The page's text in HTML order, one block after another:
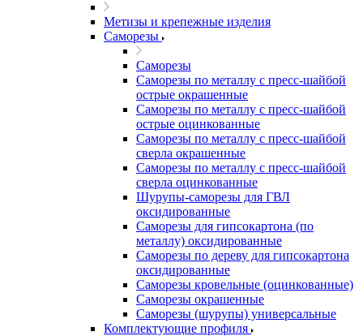
Метизы и крепежные изделия
Саморезы
Саморезы
Саморезы по металлу с пресс-шайбой
острые окрашенные
Саморезы по металлу с пресс-шайбой
острые оцинкованные
Саморезы по металлу с пресс-шайбой
сверла окрашенные
Саморезы по металлу с пресс-шайбой
сверла оцинкованные
Шурупы-саморезы для ГВЛ
оксидированные
Саморезы для гипсокартона (по
металлу) оксидированные
Саморезы по дереву для гипсокартона
оксидированные
Саморезы кровельные (оцинкованные)
Саморезы окрашенные
Саморезы (шурупы) универсальные
Комплектующие профиля